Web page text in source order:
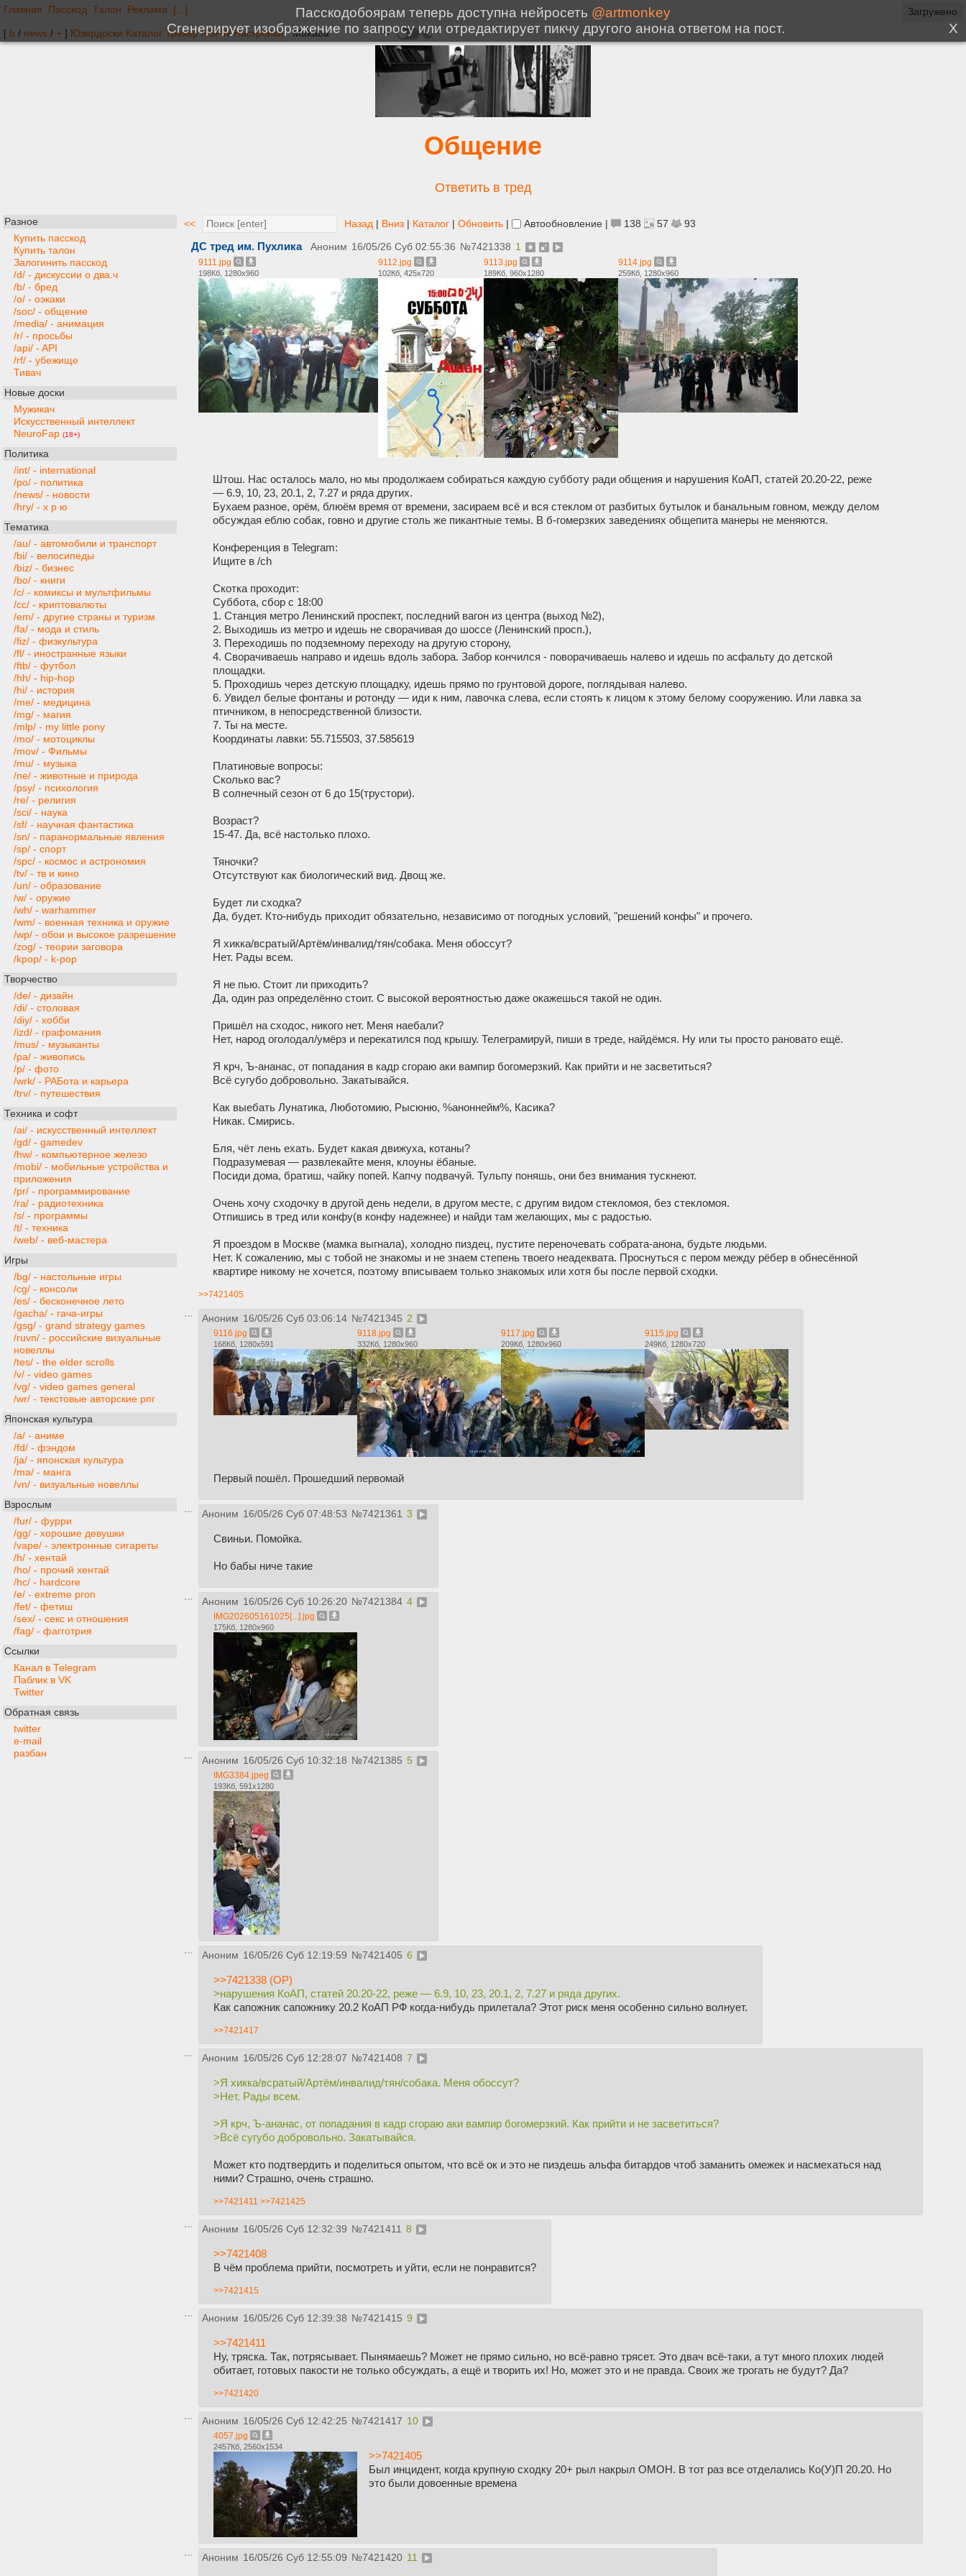
Главная Пасскод Талон Реклама [...]
[ b / news / + ] Юзердоски Каталог Трекер NSFW Настройки
Общение
Ответить в тред
Разное
Купить пасскод
Купить талон
Залогинить пасскод
/d/ - дискуссии о два.ч
/b/ - бред
/o/ - оэкаки
/soc/ - общение
/media/ - анимация
/r/ - просьбы
/api/ - API
/rf/ - убежище
Тивач
Новые доски
Мужикач
Искусственный интеллект
NeuroFap (18+)
Политика
/int/ - international
/po/ - политика
/news/ - новости
/hry/ - х р ю
Тематика
/au/ - автомобили и транспорт
/bi/ - велосипеды
/biz/ - бизнес
/bo/ - книги
/c/ - комиксы и мультфильмы
/cc/ - криптовалюты
/em/ - другие страны и туризм
/fa/ - мода и стиль
/fiz/ - физкультура
/fl/ - иностранные языки
/ftb/ - футбол
/hh/ - hip-hop
/hi/ - история
/me/ - медицина
/mg/ - магия
/mlp/ - my little pony
/mo/ - мотоциклы
/mov/ - Фильмы
/mu/ - музыка
/ne/ - животные и природа
/psy/ - психология
/re/ - религия
/sci/ - наука
/sf/ - научная фантастика
/sn/ - паранормальные явления
/sp/ - спорт
/spc/ - космос и астрономия
/tv/ - тв и кино
/un/ - образование
/w/ - оружие
/wh/ - warhammer
/wm/ - военная техника и оружие
/wp/ - обои и высокое разрешение
/zog/ - теории заговора
/kpop/ - k-pop
Творчество
/de/ - дизайн
/di/ - столовая
/diy/ - хобби
/izd/ - графомания
/mus/ - музыканты
/pa/ - живопись
/p/ - фото
/wrk/ - РАБота и карьера
/trv/ - путешествия
Техника и софт
/ai/ - искусственный интеллект
/gd/ - gamedev
/hw/ - компьютерное железо
/mobi/ - мобильные устройства и
приложения
/pr/ - программирование
/ra/ - радиотехника
/s/ - программы
/t/ - техника
/web/ - веб-мастера
Игры
/bg/ - настольные игры
/cg/ - консоли
/es/ - бесконечное лето
/gacha/ - гача-игры
/gsg/ - grand strategy games
/ruvn/ - российские визуальные
новеллы
/tes/ - the elder scrolls
/v/ - video games
/vg/ - video games general
/wr/ - текстовые авторские рпг
Японская культура
/a/ - аниме
/fd/ - фэндом
/ja/ - японская культура
/ma/ - манга
/vn/ - визуальные новеллы
Взрослым
/fur/ - фурри
/gg/ - хорошие девушки
/vape/ - электронные сигареты
/h/ - хентай
/ho/ - прочий хентай
/hc/ - hardcore
/e/ - extreme pron
/fet/ - фетиш
/sex/ - секс и отношения
/fag/ - фагготрия
Ссылки
Канал в Telegram
Паблик в VK
Twitter
Обратная связь
twitter
e-mail
разбан
<< Назад | Вниз | Каталог | Обновить | Автообновление | 138 57 93
ДС тред им. Пухлика Аноним 16/05/26 Суб 02:55:36 №7421338 1
9111.jpg
198Кб, 1280x960
9112.jpg
102Кб, 425x720
9113.jpg
189Кб, 960x1280
9114.jpg
259Кб, 1280x960
Штош. Нас осталось мало, но мы продолжаем собираться каждую субботу ради общения и нарушения КоАП, статей 20.20-22, реже
— 6.9, 10, 23, 20.1, 2, 7.27 и ряда других.
Бухаем разное, орём, блюём время от времени, засираем всё и вся стеклом от разбитых бутылок и банальным говном, между делом
обсуждая еблю собак, говно и другие столь же пикантные темы. В б-гомерзких заведениях общепита манеры не меняются.
Конференция в Telegram:
Ищите в /ch
Скотка проходит:
Суббота, сбор с 18:00
1. Станция метро Ленинский проспект, последний вагон из центра (выход №2),
2. Выходишь из метро и идешь не сворачивая до шоссе (Ленинский просп.),
3. Переходишь по подземному переходу на другую сторону,
4. Сворачиваешь направо и идешь вдоль забора. Забор кончился - поворачиваешь налево и идешь по асфальту до дeтской
площaдки.
5. Проходишь через детскую площадку, идешь прямо по грунтовой дороге, поглядывая налево.
6. Увидел белые фонтаны и ротонду — иди к ним, лавочка слева, если стоять к лицом к этому белому сооружению. Или лавка за
птичником, в непосредственной близости.
7. Ты на месте.
Координаты лавки: 55.715503, 37.585619
Платиновые вопросы:
Сколько вас?
В солнечный сезон от 6 до 15(трустори).
Возраст?
15-47. Да, всё настолько плохо.
Тяночки?
Отсутствуют как биологический вид. Двощ же.
Будет ли сходка?
Да, будет. Кто-нибудь приходит обязательно, независимо от погодных условий, "решений конфы" и прочего.
Я хикка/всратый/Артём/инвалид/тян/собака. Меня обоссут?
Нет. Рады всем.
Я не пью. Стоит ли приходить?
Да, один раз определённо стоит. С высокой вероятностью даже окажешься такой не один.
Пришёл на сходос, никого нет. Меня наебали?
Нет, народ оголодал/умёрз и перекатился под крышу. Телеграмируй, пиши в треде, найдёмся. Ну или ты просто рановато ещё.
Я крч, Ъ-ананас, от попадания в кадр сгораю аки вампир богомерзкий. Как прийти и не засветиться?
Всё сугубо добровольно. Закатывайся.
Как выебать Лунатика, Люботомию, Рысюню, %аноннейм%, Касика?
Никак. Смирись.
Бля, чёт лень ехать. Будет какая движуха, котаны?
Подразумевая — развлекайте меня, клоуны ёбаные.
Посиди дома, братиш, чайку попей. Капчу подвачуй. Тульпу поняшь, они без внимания тускнеют.
Очень хочу сходочку в другой день недели, в другом месте, с другим видом стекломоя, без стекломоя.
Отпишись в тред или конфу(в конфу надежнее) и найди там желающих, мы с радостью.
Я проездом в Москве (мамка выгнала), холодно пиздец, пустите переночевать собрата-анона, будьте людьми.
Нет. К сожалению, мы с тобой не знакомы и не знаем степень твоего неадеквата. Проснуться с пером между рёбер в обнесённой
квартире никому не хочется, поэтому вписываем только знакомых или хотя бы после первой сходки.
>>7421405
Аноним 16/05/26 Суб 03:06:14 №7421345 2
9116.jpg
168Кб, 1280x591
9118.jpg
332Кб, 1280x960
9117.jpg
209Кб, 1280x960
9115.jpg
249Кб, 1280x720
Первый пошёл. Прошедший первомай
Аноним 16/05/26 Суб 07:48:53 №7421361 3
Свиньи. Помойка.
Но бабы ниче такие
Аноним 16/05/26 Суб 10:26:20 №7421384 4
IMG202605161025[...].jpg
175Кб, 1280x960
Аноним 16/05/26 Суб 10:32:18 №7421385 5
IMG3384.jpeg
193Кб, 591x1280
Аноним 16/05/26 Суб 12:19:59 №7421405 6
>>7421338 (OP)
>нарушения КоАП, статей 20.20-22, реже — 6.9, 10, 23, 20.1, 2, 7.27 и ряда других.
Как сапожник сапожнику 20.2 КоАП РФ когда-нибудь прилетала? Этот риск меня особенно сильно волнует.
>>7421417
Аноним 16/05/26 Суб 12:28:07 №7421408 7
>Я хикка/всратый/Артём/инвалид/тян/собака. Меня обоссут?
>Нет. Рады всем.
>Я крч, Ъ-ананас, от попадания в кадр сгораю аки вампир богомерзкий. Как прийти и не засветиться?
>Всё сугубо добровольно. Закатывайся.
Может кто подтвердить и поделиться опытом, что всё ок и это не пиздешь альфа битардов чтоб заманить омежек и насмехаться над
ними? Страшно, очень страшно.
>>7421411 >>7421425
Аноним 16/05/26 Суб 12:32:39 №7421411 8
>>7421408
В чём проблема прийти, посмотреть и уйти, если не понравится?
>>7421415
Аноним 16/05/26 Суб 12:39:38 №7421415 9
>>7421411
Ну, тряска. Так, потрясывает. Пынямаешь? Может не прямо сильно, но всё-равно трясет. Это двач всё-таки, а тут много плохих людей
обитает, готовых пакости не только обсуждать, а ещё и творить их! Но, может это и не правда. Своих же трогать не будут? Да?
>>7421420
Аноним 16/05/26 Суб 12:42:25 №7421417 10
4057.jpg
2457Кб, 2560x1534
>>7421405
Был инцидент, когда крупную сходку 20+ рыл накрыл ОМОН. В тот раз все отделались Ко(У)П 20.20. Но
это были довоенные времена
Аноним 16/05/26 Суб 12:55:09 №7421420 11